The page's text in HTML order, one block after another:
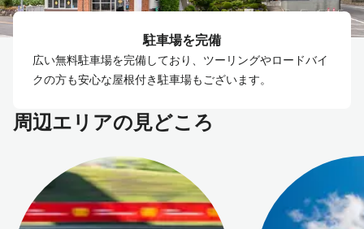
駐車場を完備
広い無料駐車場を完備しており、ツーリングやロードバイ
クの方も安心な屋根付き駐車場もございます。
周辺エリアの見どころ